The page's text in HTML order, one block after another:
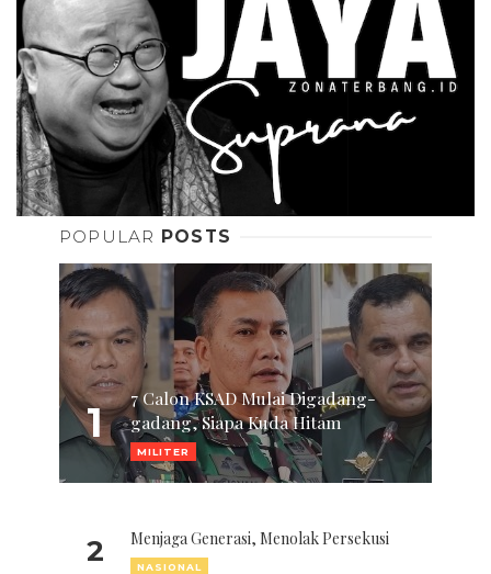
POPULAR POSTS
1
7 Calon KSAD Mulai Digadang-
gadang, Siapa Kuda Hitam
MILITER
2 Menjaga Generasi, Menolak Persekusi
NASIONAL